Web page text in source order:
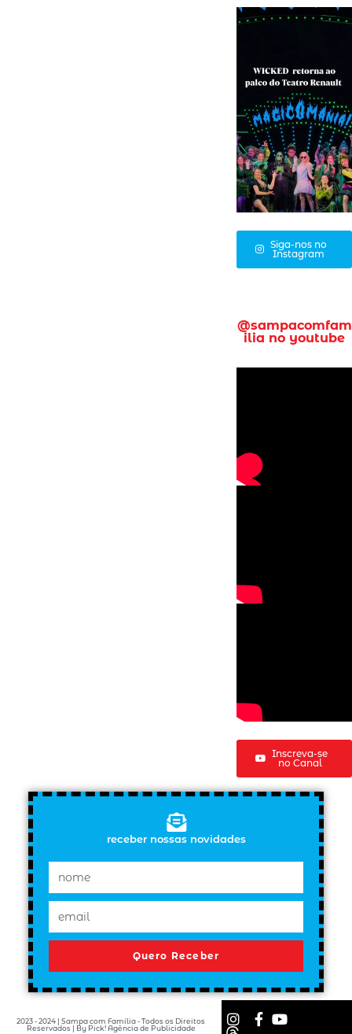
Siga-nos no
Instagram
@sampacomfam
ilia no youtube
Inscreva-se
no Canal
receber nossas novidades
Quero Receber
2023 - 2024 | Sampa com Família - Todos os Direitos
Reservados | By Pick! Agência de Publicidade